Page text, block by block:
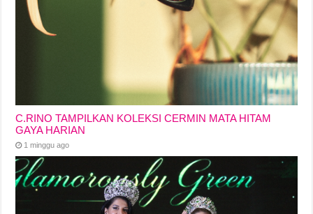
C.RINO TAMPILKAN KOLEKSI CERMIN MATA HITAM
GAYA HARIAN
1 minggu ago